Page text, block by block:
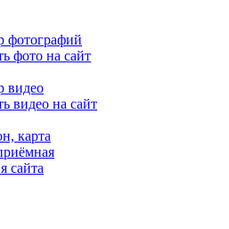
фотографий
фото на сайт
видео
видео на сайт
карта
сайта